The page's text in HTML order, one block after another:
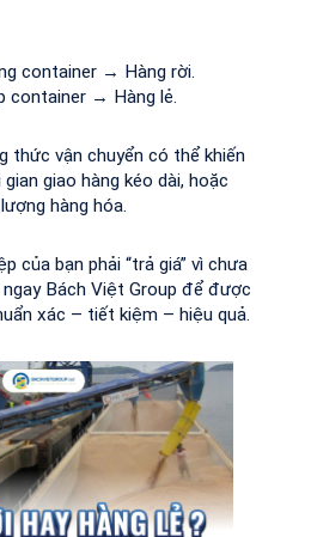
container → Hàng rời.
container → Hàng lẻ.
thức vận chuyển có thể khiến
giao hàng kéo dài, hoặc
hàng hóa.
của bạn phải “trả giá” vì chưa
Bách Việt Group để được
xác – tiết kiệm – hiệu quả.